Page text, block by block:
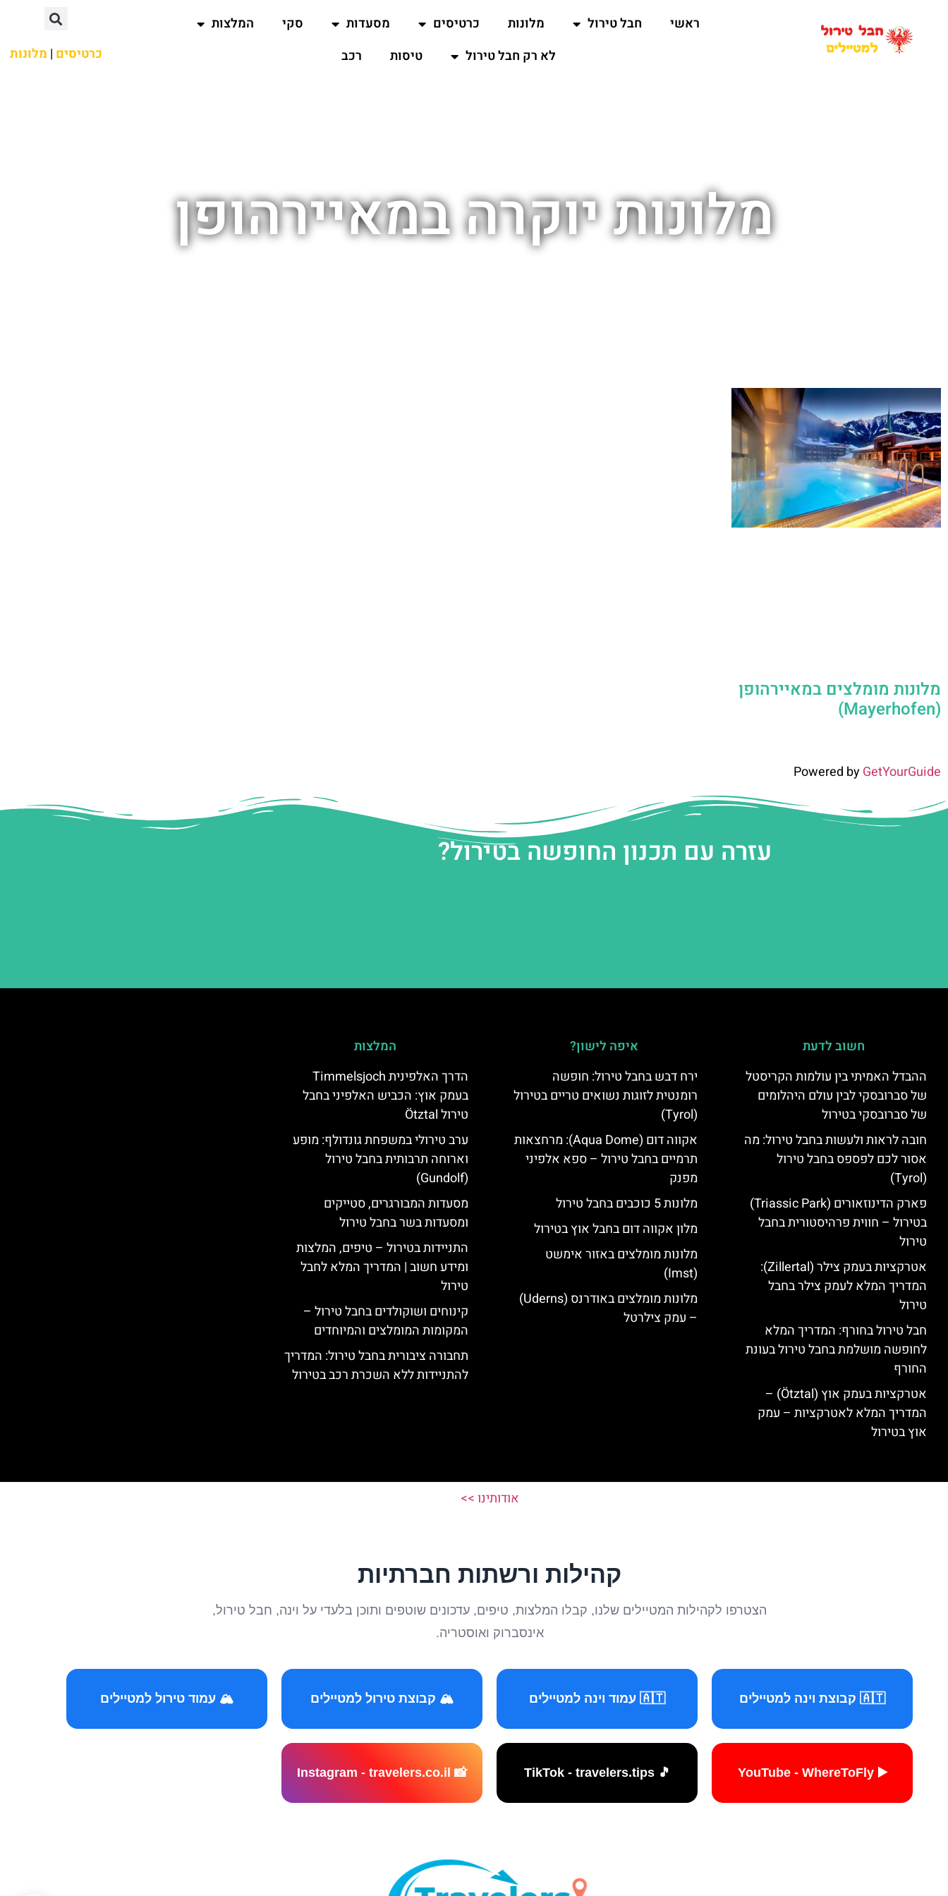
ראשי חבל טירול מלונות כרטיסים מסעדות סקי
המלצות
לא רק חבל טירול
טיסות רכב כרטיסים | מלונות
מלונות יוקרה במאיירהופן
מלונות מומלצים במאיירהופן
(Mayerhofen)
Powered byGetYourGuide
עזרה עם תכנון החופשה בטירול?
חשוב לדעת
ההבדל האמיתי בין עולמות הקריסטל
של סברובסקי לבין עולם היהלומים
של סברובסקי בטירול
חובה לראות ולעשות בחבל טירול: מה
אסור לכם לפספס בחבל טירול
(Tyrol)
פארק הדינוזאורים (Triassic Park)
בטירול – חווית פרהיסטורית בחבל
טירול
אטרקציות בעמק צילר (Zillertal):
המדריך המלא לעמק צילר בחבל
טירול
חבל טירול בחורף: המדריך המלא
לחופשה מושלמת בחבל טירול בעונת
החורף
אטרקציות בעמק אוץ (Ötztal) –
המדריך המלא לאטרקציות – עמק
אוץ בטירול
איפה לישון?
ירח דבש בחבל טירול: חופשה
רומנטית לזוגות נשואים טריים בטירול
(Tyrol)
אקווה דום (Aqua Dome): מרחצאות
תרמיים בחבל טירול – ספא אלפיני
מפנק
מלונות 5 כוכבים בחבל טירול
מלון אקווה דום בחבל אוץ בטירול
מלונות מומלצים באזור אימשט
(Imst)
מלונות מומלצים באודרנס (Uderns)
– עמק צילרטל
המלצות
הדרך האלפינית Timmelsjoch
בעמק אוץ: הכביש האלפיני בחבל
טירול Ötztal
ערב טירולי במשפחת גונדולף: מופע
וארוחה תרבותית בחבל טירול
(Gundolf)
מסעדות המבורגרים, סטייקים
ומסעדות בשר בחבל טירול
התניידות בטירול – טיפים, המלצות
ומידע חשוב | המדריך המלא לחבל
טירול
קינוחים ושוקולדים בחבל טירול –
המקומות המומלצים והמיוחדים
תחבורה ציבורית בחבל טירול: המדריך
להתניידות ללא השכרת רכב בטירול
אודותינו >>
קהילות ורשתות חברתיות
הצטרפו לקהילות המטיילים שלנו, קבלו המלצות, טיפים, עדכונים שוטפים ותוכן בלעדי על וינה, חבל טירול,
אינסברוק ואוסטריה.
🇦🇹 קבוצת וינה למטיילים 🇦🇹 עמוד וינה למטיילים 🏔️ קבוצת טירול למטיילים 🏔️ עמוד טירול למטיילים
▶️ YouTube - WhereToFly
🎵 TikTok - travelers.tips
📸 Instagram - travelers.co.il